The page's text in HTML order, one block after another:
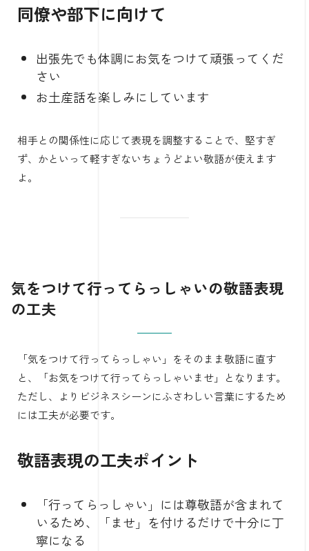
同僚や部下に向けて
出張先でも体調にお気をつけて頑張ってくだ
さい
お土産話を楽しみにしています
相手との関係性に応じて表現を調整することで、堅すぎ
ず、かといって軽すぎないちょうどよい敬語が使えます
よ。
気をつけて行ってらっしゃいの敬語表現
の工夫
「気をつけて行ってらっしゃい」をそのまま敬語に直す
と、「お気をつけて行ってらっしゃいませ」となります。
ただし、よりビジネスシーンにふさわしい言葉にするため
には工夫が必要です。
敬語表現の工夫ポイント
「行ってらっしゃい」には尊敬語が含まれて
いるため、「ませ」を付けるだけで十分に丁
寧になる